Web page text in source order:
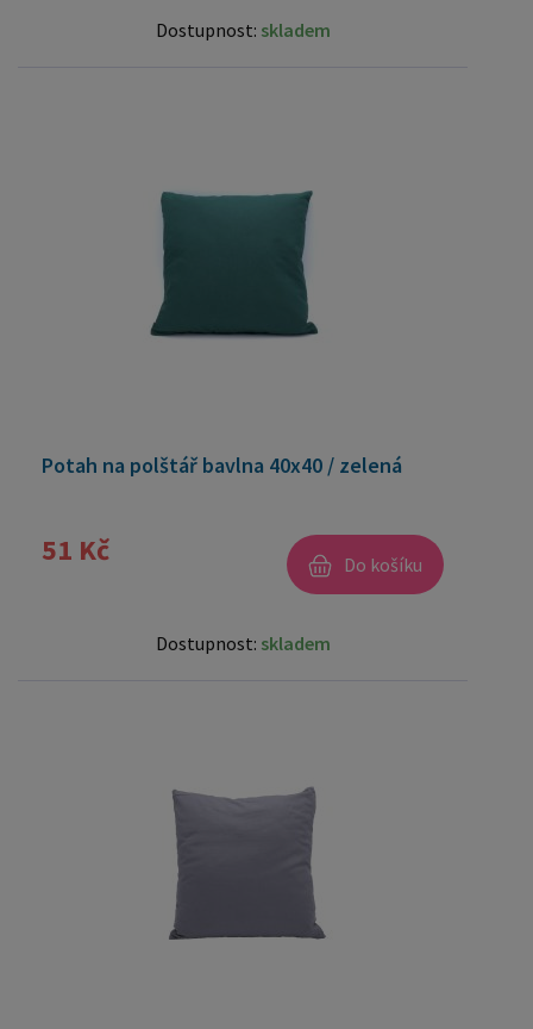
Dostupnost: skladem
Potah na polštář bavlna 40x40 / zelená
51 Kč Do košíku
Dostupnost: skladem